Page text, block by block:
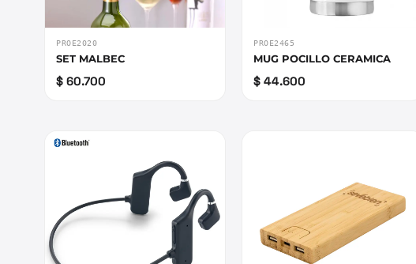
PROE2020
SET MALBEC
$ 60.700
PROE2465
MUG POCILLO CERAMICA
$ 44.600